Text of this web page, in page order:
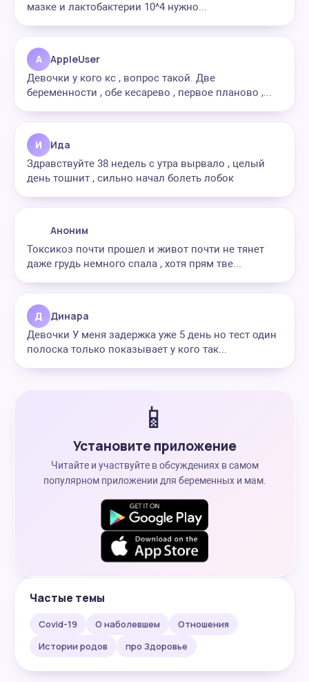
мазке и лактобактерии 10^4 нужно...
A AppleUser
Девочки у кого кс , вопрос такой. Две
беременности , обе кесарево , первое планово ,...
И Ида
Здравствуйте 38 недель с утра вырвало , целый
день тошнит , сильно начал болеть лобок
Аноним
Токсикоз почти прошел и живот почти не тянет
даже грудь немного спала , хотя прям тве...
Д Динара
Девочки У меня задержка уже 5 день но тест один
полоска только показывает у кого так...
📱
Установите приложение
Читайте и участвуйте в обсуждениях в самом
популярном приложении для беременных и мам.
Частые темы
Covid-19 О наболевшем
Отношения
Истории родов
про Здоровье